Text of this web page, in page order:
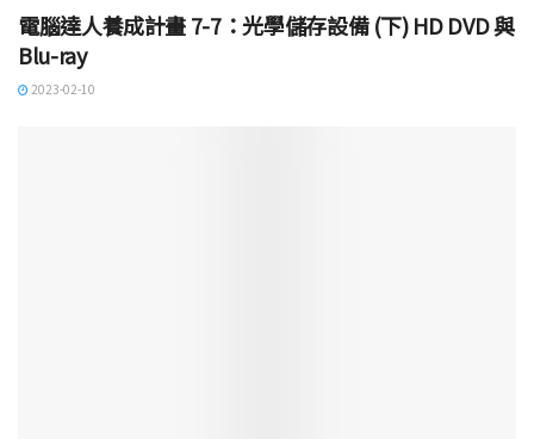
電腦達人養成計畫 7-7：光學儲存設備 (下) HD DVD 與
Blu-ray
2023-02-10